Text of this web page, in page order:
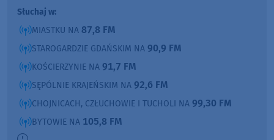
Słuchaj w:
MIASTKU NA 87,8 FM
STAROGARDZIE GDAŃSKIM NA 90,9 FM
KOŚCIERZYNIE NA 91,7 FM
SĘPÓLNIE KRAJEŃSKIM NA 92,6 FM
CHOJNICACH, CZŁUCHOWIE I TUCHOLI NA 99,30 FM
BYTOWIE NA 105,8 FM